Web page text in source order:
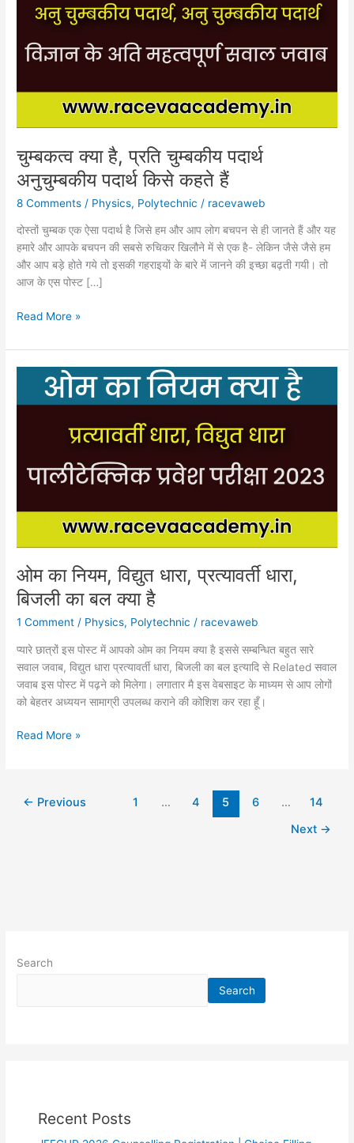
चुम्बकत्व क्या है, प्रति चुम्बकीय पदार्थ
अनुचुम्बकीय पदार्थ किसे कहते हैं
8 Comments / Physics, Polytechnic / racevaweb
दोस्तों चुम्बक एक ऐसा पदार्थ है जिसे हम और आप लोग बचपन से ही जानते हैं और यह
हमारे और आपके बचपन की सबसे रुचिकर खिलौने में से एक है- लेकिन जैसे जैसे हम
और आप बड़े होते गये तो इसकी गहराइयों के बारे में जानने की इच्छा बढ़ती गयी। तो
आज के एस पोस्ट […]
पदार्थ
अनुचुम्बकीय
किसे
हैं
Read More »
ओम का नियम, विद्युत धारा, प्रत्यावर्ती धारा,
बिजली का बल क्या है
1 Comment / Physics, Polytechnic / racevaweb
प्यारे छात्रों इस पोस्ट में आपको ओम का नियम क्या है इससे सम्बन्धित बहुत सारे
सवाल जवाब, विद्युत धारा प्रत्यावर्ती धारा, बिजली का बल इत्यादि से Related सवाल
जवाब इस पोस्ट में पढ़ने को मिलेगा। लगातार मै इस वेबसाइट के माध्यम से आप लोगों
को बेहतर अध्ययन सामाग्री उपलब्ध कराने की कोशिश कर रहा हूँ।
नियम,
धारा,
का
क्या
Read More »
← Previous 1 … 4 5 6 …
14
Next →
Search
Search
Recent Posts